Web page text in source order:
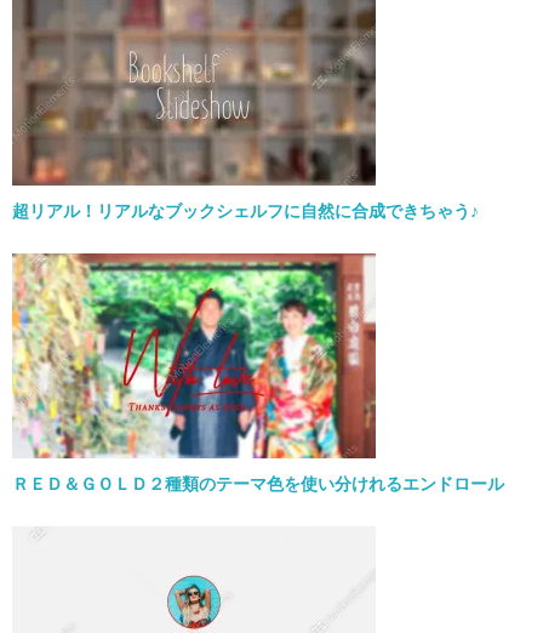
超リアル！リアルなブックシェルフに自然に合成できちゃう♪
ＲＥＤ＆ＧＯＬＤ２種類のテーマ色を使い分けれるエンドロール